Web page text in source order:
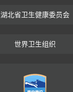
湖北省卫生健康委员会
世界卫生组织